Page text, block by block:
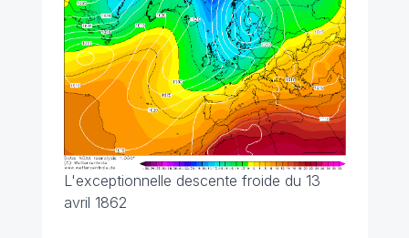
L'exceptionnelle descente froide du 13
avril 1862